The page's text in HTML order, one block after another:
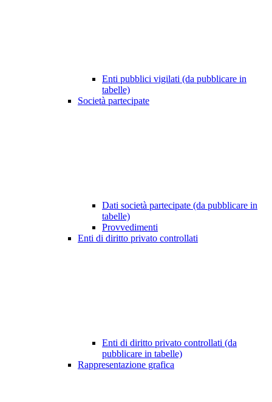
Enti pubblici vigilati (da pubblicare in
tabelle)
Società partecipate
Dati società partecipate (da pubblicare in
tabelle)
Provvedimenti
Enti di diritto privato controllati
Enti di diritto privato controllati (da
pubblicare in tabelle)
Rappresentazione grafica